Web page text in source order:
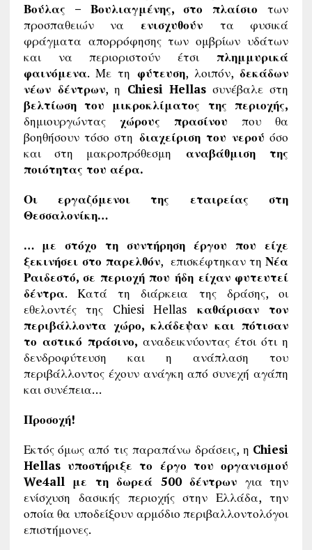
Βούλας – Βουλιαγμένης, στο πλαίσιοτων
προσπαθειών να ενισχυθούν τα φυσικά
φράγματα απορρόφησης των ομβρίων υδάτων
και να περιοριστούν έτσιπλημμυρικά
φαινόμενα. Με τη φύτευση, λοιπόν,δεκάδων
νέων δέντρων, η Chiesi Hellasσυνέβαλε στη
βελτίωση του μικροκλίματος της περιοχής,
δημιουργώντας χώρους πρασίνου που θα
βοηθήσουν τόσο στη διαχείριση του νερού όσο
και στη μακροπρόθεσμη αναβάθμιση της
ποιότητας του αέρα.
Οι εργαζόμενοι της εταιρείας στη
Θεσσαλονίκη…
… με στόχο τη συντήρηση έργου που είχε
ξεκινήσει στο παρελθόν, επισκέφτηκαν τηΝέα
Ραιδεστό, σε περιοχή που ήδη είχαν φυτευτεί
δέντρα. Κατά τη διάρκεια της δράσης, οι
εθελοντές της Chiesi Hellas καθάρισαν τον
περιβάλλοντα χώρο, κλάδεψαν και πότισαν
το αστικό πράσινο, αναδεικνύοντας έτσι ότι η
δενδροφύτευση και η ανάπλαση του
περιβάλλοντος έχουν ανάγκη από συνεχή αγάπη
και συνέπεια…
Προσοχή!
Εκτός όμως από τις παραπάνω δράσεις, η Chiesi
Hellas υποστήριξε το έργο του οργανισμού
We4all με τη δωρεά 500 δέντρων για την
ενίσχυση δασικής περιοχής στην Ελλάδα, την
οποία θα υποδείξουν αρμόδιο περιβαλλοντολόγοι
επιστήμονες.